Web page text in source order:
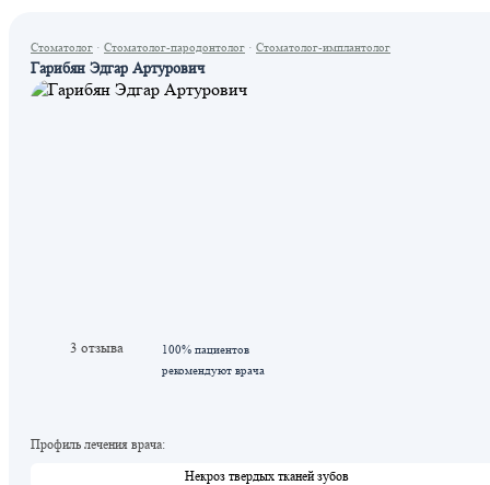
Стоматолог · Стоматолог-пародонтолог · Стоматолог-имплантолог
Гарибян Эдгар Артурович
3 отзыва
100% пациентов
рекомендуют врача
Профиль лечения врача:
Некроз твердых тканей зубов